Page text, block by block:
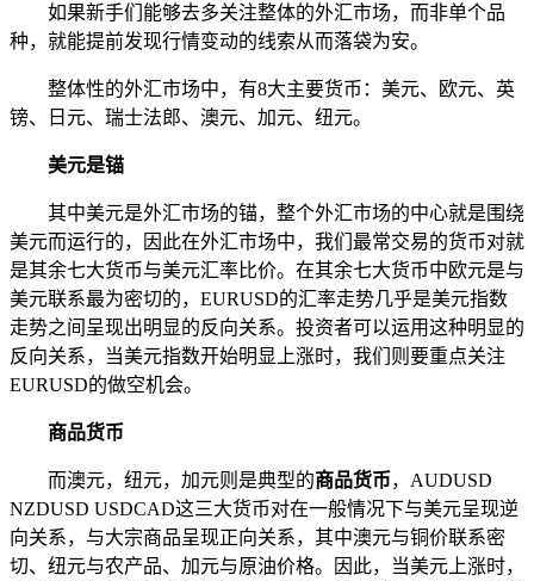
如果新手们能够去多关注整体的外汇市场，而非单个品
种，就能提前发现行情变动的线索从而落袋为安。
整体性的外汇市场中，有8大主要货币：美元、欧元、英
镑、日元、瑞士法郎、澳元、加元、纽元。
美元是锚
其中美元是外汇市场的锚，整个外汇市场的中心就是围绕
美元而运行的，因此在外汇市场中，我们最常交易的货币对就
是其余七大货币与美元汇率比价。在其余七大货币中欧元是与
美元联系最为密切的，EURUSD的汇率走势几乎是美元指数
走势之间呈现出明显的反向关系。投资者可以运用这种明显的
反向关系，当美元指数开始明显上涨时，我们则要重点关注
EURUSD的做空机会。
商品货币
而澳元，纽元，加元则是典型的商品货币，AUDUSD
NZDUSD USDCAD这三大货币对在一般情况下与美元呈现逆
向关系，与大宗商品呈现正向关系，其中澳元与铜价联系密
切、纽元与农产品、加元与原油价格。因此，当美元上涨时，